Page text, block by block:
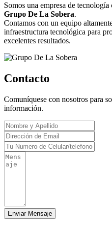
Somos una empresa de tecnología
Grupo De La Sobera.
Contamos con un equipo
infraestructura tecnológica para
excelentes resultados.
Contacto
Comuníquese con nosotros para
información.